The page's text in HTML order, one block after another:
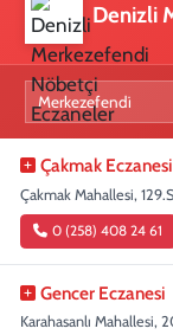
Denizli
Çakmak Eczanesi
Çakmak Mahallesi,
0 (258) 408 24 61
Gencer Eczanesi
Karahasanlı Mahallesi,